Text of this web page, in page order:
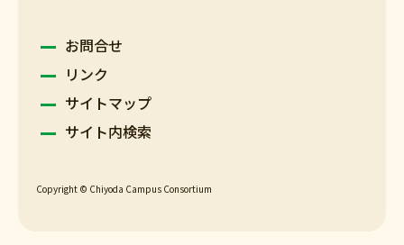
お問合せ
リンク
サイトマップ
サイト内検索
Copyright © Chiyoda Campus Consortium